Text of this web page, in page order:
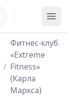
/
Фитнес-клуб
«Extreme
Fitness»
(Карла
Маркса)